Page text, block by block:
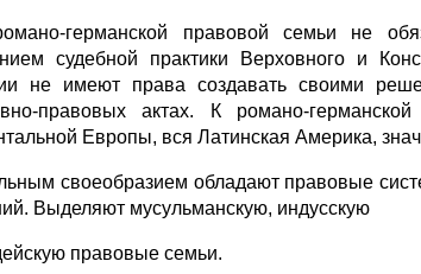
германской правовой семьи не
судебной практики Верховного и
не имеют права создавать своими
правовых актах. К романо-
Европы, вся Латинская Америка,
своеобразием обладают правовые
Выделяют мусульманскую, индусскую
правовые семьи.